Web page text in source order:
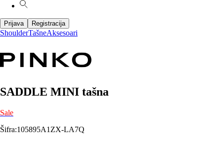
Prijava Registracija
ShoulderTašneAksesoari
SADDLE MINI tašna
Sale
Šifra:105895A1ZX-LA7Q